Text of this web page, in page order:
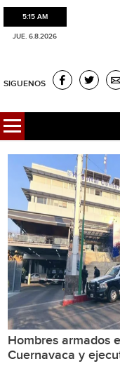
5:15 AM
JUE. 6.8.2026
SIGUENOS
Hombres armados
Cuernavaca y